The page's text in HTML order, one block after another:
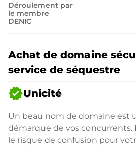
Déroulement par
le membre
DENIC
Achat de domaine
service de séquestre
verifiedUnicité
Un beau nom de domaine est
démarque de vos
le risque de confusion pour